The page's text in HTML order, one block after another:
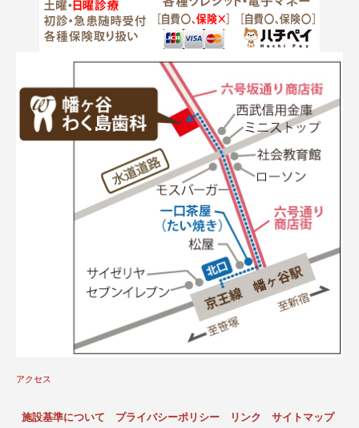
アクセス
施設基準について プライバシーポリシー リンク サイトマップ